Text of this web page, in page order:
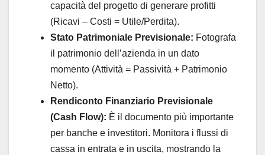
capacità del progetto di generare profitti
(Ricavi – Costi = Utile/Perdita).
Stato Patrimoniale Previsionale: Fotografa
il patrimonio dell’azienda in un dato
momento (Attività = Passività + Patrimonio
Netto).
Rendiconto Finanziario Previsionale
(Cash Flow): È il documento più importante
per banche e investitori. Monitora i flussi di
cassa in entrata e in uscita, mostrando la